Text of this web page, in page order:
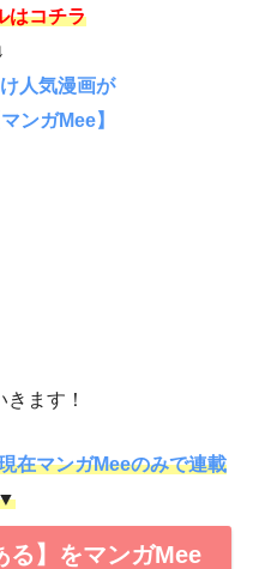
はコチラ
人気漫画が
ンガMee】
ます！
在マンガMeeのみで連載
る】をマンガMee